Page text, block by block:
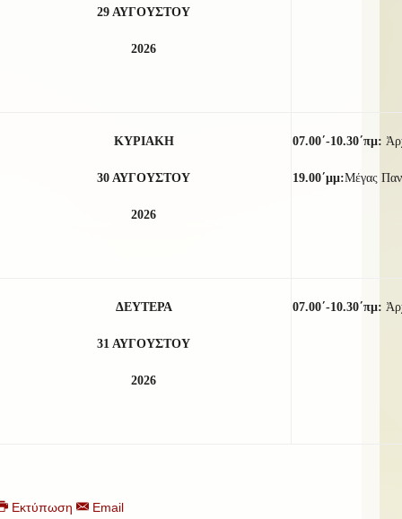
29 ΑΥΓΟΥΣΤΟΥ
2026
ΚΥΡΙΑΚΗ
30 ΑΥΓΟΥΣΤΟΥ
2026
07.00΄-10.30΄πμ:
19.00΄μμ:Μέγας
ΔΕΥΤΕΡΑ
31 ΑΥΓΟΥΣΤΟΥ
2026
07.00΄-10.30΄πμ:
Εκτύπωση Email